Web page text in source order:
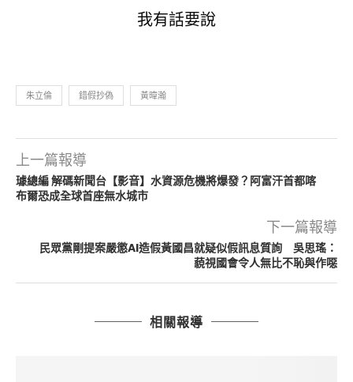
我有話要說
朱立倫 錯假抄偽 黃暐瀚
上一篇報導
璩總編 解碼新聞台【影音】水資源危機將爆發？阿富汗首都喀
布爾恐成全球首座無水城市
下一篇報導
民眾黨剛提案嚴懲AI造假黃國昌就疑似假訊息質詢 吳思瑤：
藐視國會令人無比不恥與作噁
相關報導